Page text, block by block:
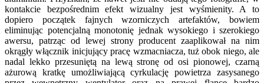
kontakcie bezpośrednim efekt wizualny jest wyśmienity. A to
dopiero początek fajnych wzorniczych artefaktów, bowiem
eliminując potencjalną monotonię jednak wysokiego i szerokiego
awersu, patrząc od lewej strony producent zaaplikował na nim
okrągły włącznik inicjujący pracę wzmacniacza, tuż obok niego, ale
nadal lekko przesuniętą na lewą stronę od osi pionowej, czarną
ażurową kratkę umożliwiającą cyrkulację powietrza zasysanego